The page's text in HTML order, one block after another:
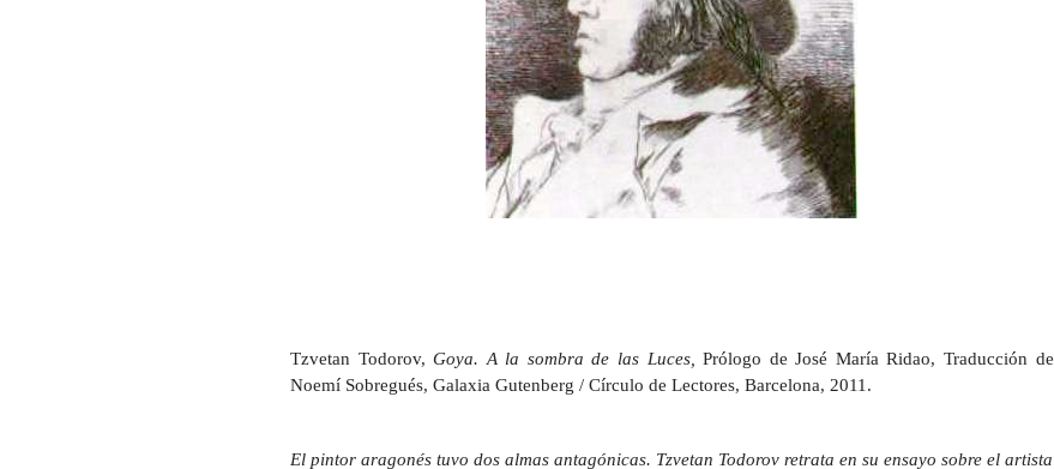
Tzvetan Todorov,Goya. A la sombra de las Luces,Prólogo de José María Ridao, Traducción de
Noemí Sobregués, Galaxia Gutenberg / Círculo de Lectores, Barcelona, 2011.
El pintor aragonés tuvo dos almas antagónicas. Tzvetan Todorov retrata en su ensayo sobre el artista